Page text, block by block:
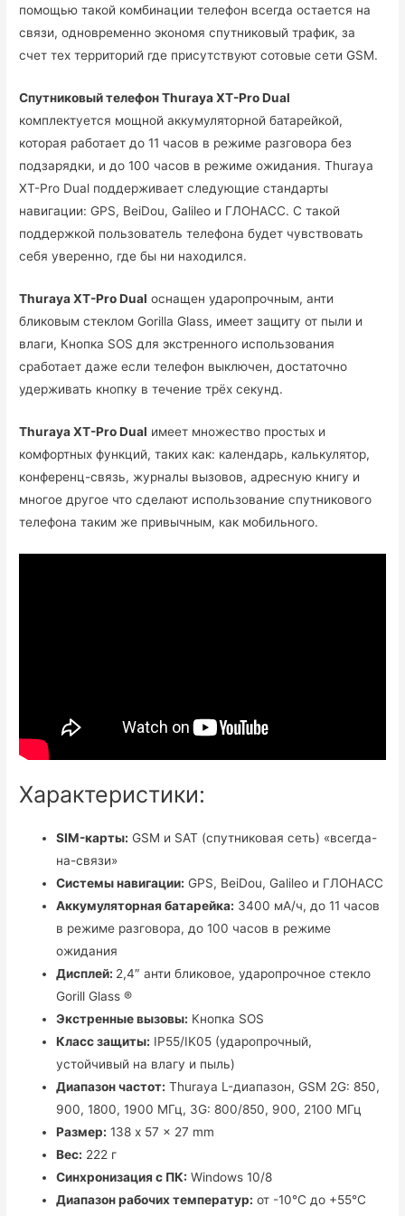
помощью такой комбинации телефон всегда остается на
связи, одновременно экономя спутниковый трафик, за
счет тех территорий где присутствуют сотовые сети GSM.
Спутниковый телефон Thuraya XT-Pro Dual
комплектуется мощной аккумуляторной батарейкой,
которая работает до 11 часов в режиме разговора без
подзарядки, и до 100 часов в режиме ожидания. Thuraya
XT-Pro Dual поддерживает следующие стандарты
навигации: GPS, BeiDou, Galileo и ГЛОНАСС. С такой
поддержкой пользователь телефона будет чувствовать
себя уверенно, где бы ни находился.
Thuraya XT-Pro Dual оснащен ударопрочным, анти
бликовым стеклом Gorilla Glass, имеет защиту от пыли и
влаги, Кнопка SOS для экстренного использования
сработает даже если телефон выключен, достаточно
удерживать кнопку в течение трёх секунд.
Thuraya XT-Pro Dual имеет множество простых и
комфортных функций, таких как: календарь, калькулятор,
конференц-связь, журналы вызовов, адресную книгу и
многое другое что сделают использование спутникового
телефона таким же привычным, как мобильного.
Характеристики:
SIM-карты: GSM и SAT (cпутниковая сеть) «всегда-
на-связи»
Системы навигации: GPS, BeiDou, Galileo и ГЛОНАСС
Аккумуляторная батарейка: 3400 мА/ч, до 11 часов
в режиме разговора, до 100 часов в режиме
ожидания
Дисплей: 2,4″ анти бликовое, ударопрочное стекло
Gorill Glass ®
Экстренные вызовы: Кнопка SOS
Класс защиты: IP55/IK05 (ударопрочный,
устойчивый на влагу и пыль)
Диапазон частот: Thuraya L-диапазон, GSM 2G: 850,
900, 1800, 1900 МГц, 3G: 800/850, 900, 2100 МГц
Размер: 138 x 57 x 27 mm
Вес: 222 г
Синхронизация с ПК: Windows 10/8
Диапазон рабочих температур: от -10°C до +55°С